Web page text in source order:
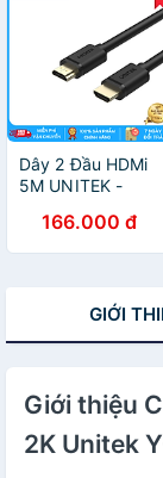
Dây 2 Đầu HDMi
5M UNITEK -
UNITEK Full HD
4K - Hàng Nhập
166.000 đ
GIỚI
Giới thiệu
2K Unitek